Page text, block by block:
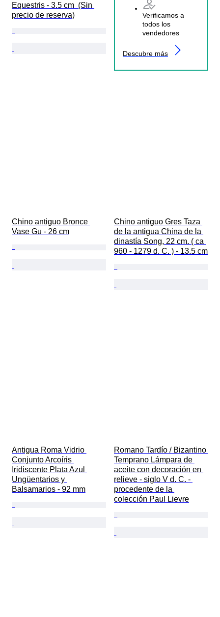
Verificamos a
todos los
vendedores
Descubre más
Equestris - 3.5 cm  (Sin
precio de reserva)
Chino antiguo Bronce
Vase Gu - 26 cm
Chino antiguo Gres Taza
de la antigua China de la
dinastía Song, 22 cm. ( ca
960 - 1279 d. C. ) - 13.5 cm
Antigua Roma Vidrio
Conjunto Arcoíris
Iridiscente Plata Azul
Ungüentarios y
Balsamarios - 92 mm
Romano Tardío / Bizantino
Temprano Lámpara de
aceite con decoración en
relieve - siglo V d. C. -
procedente de la
colección Paul Lievre